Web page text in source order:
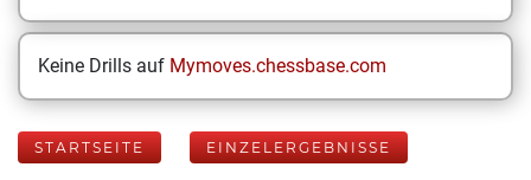
Keine Drills auf Mymoves.chessbase.com
STARTSEITE EINZELERGEBNISSE